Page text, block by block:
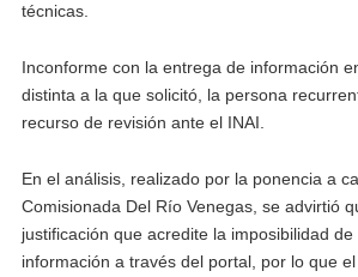
técnicas.
Inconforme con la entrega de información
distinta a la que solicitó, la persona
recurso de revisión ante el INAI.
En el análisis, realizado por la ponencia a
Comisionada Del Río Venegas, se advirtió
justificación que acredite la imposibilidad
información a través del portal, por lo que